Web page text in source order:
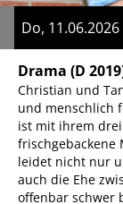
Do,
Drama (D
Christian und
und menschlich
ist mit ihrem drei
leidet nicht nur
auch die Ehe
offenbar schwer